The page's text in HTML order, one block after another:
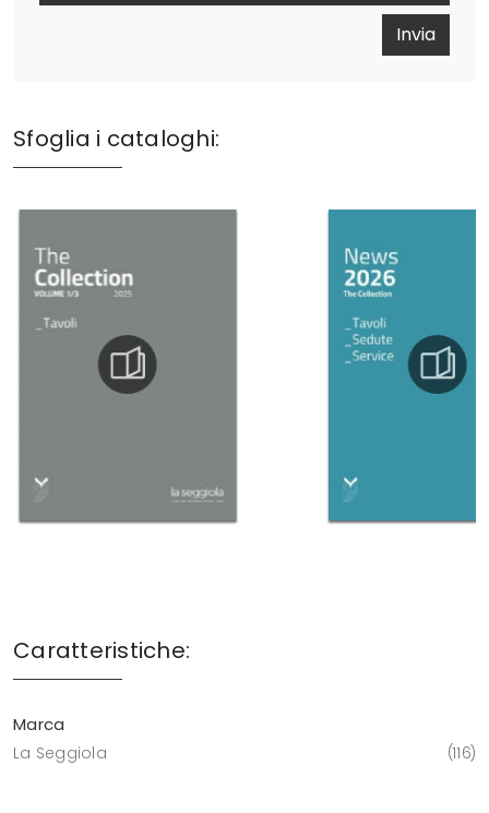
Invia
Sfoglia i cataloghi:
Caratteristiche:
Marca
La Seggiola 116